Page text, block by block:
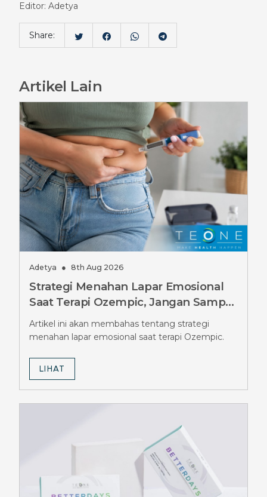
Editor: Adetya
Share:
Artikel Lain
Adetya ● 8th Aug 2026
Strategi Menahan Lapar Emosional
Saat Terapi Ozempic, Jangan Sampai
Salah
Artikel ini akan membahas tentang strategi
menahan lapar emosional saat terapi Ozempic.
LIHAT